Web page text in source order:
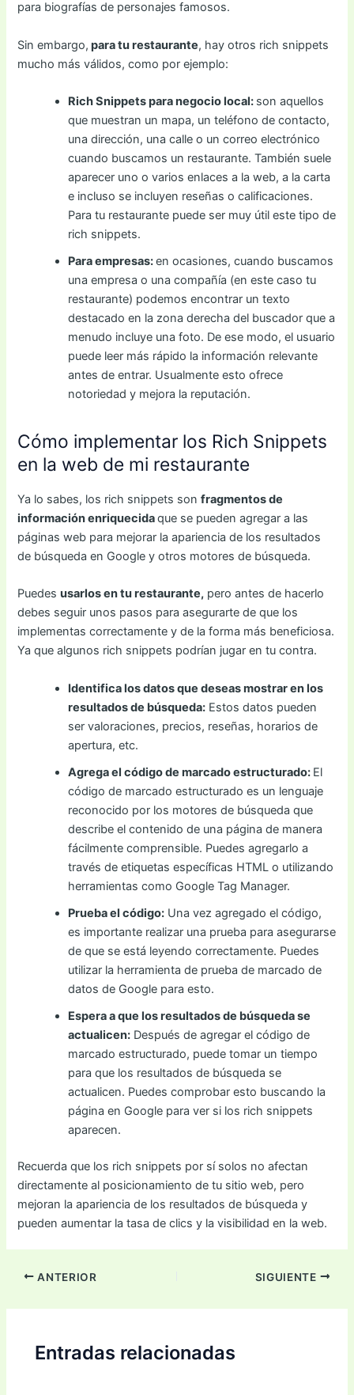
para biografías de personajes famosos.
Sin embargo, para tu restaurante, hay otros rich snippets
mucho más válidos, como por ejemplo:
Rich Snippets para negocio local: son aquellos
que muestran un mapa, un teléfono de contacto,
una dirección, una calle o un correo electrónico
cuando buscamos un restaurante. También suele
aparecer uno o varios enlaces a la web, a la carta
e incluso se incluyen reseñas o calificaciones.
Para tu restaurante puede ser muy útil este tipo de
rich snippets.
Para empresas:en ocasiones, cuando buscamos
una empresa o una compañía (en este caso tu
restaurante) podemos encontrar un texto
destacado en la zona derecha del buscador que a
menudo incluye una foto. De ese modo, el usuario
puede leer más rápido la información relevante
antes de entrar. Usualmente esto ofrece
notoriedad y mejora la reputación.
Cómo implementar los Rich Snippets
en la web de mi restaurante
Ya lo sabes, los rich snippets sonfragmentos de
información enriquecidaque se pueden agregar a las
páginas web para mejorar la apariencia de los resultados
de búsqueda en Google y otros motores de búsqueda.
Puedesusarlos en tu restaurante, pero antes de hacerlo
debes seguir unos pasos para asegurarte de que los
implementas correctamente y de la forma más beneficiosa.
Ya que algunos rich snippets podrían jugar en tu contra.
Identifica los datos que deseas mostrar en los
resultados de búsqueda: Estos datos pueden
ser valoraciones, precios, reseñas, horarios de
apertura, etc.
Agrega el código de marcado estructurado: El
código de marcado estructurado es un lenguaje
reconocido por los motores de búsqueda que
describe el contenido de una página de manera
fácilmente comprensible. Puedes agregarlo a
través de etiquetas específicas HTML o utilizando
herramientas como Google Tag Manager.
Prueba el código: Una vez agregado el código,
es importante realizar una prueba para asegurarse
de que se está leyendo correctamente. Puedes
utilizar la herramienta de prueba de marcado de
datos de Google para esto.
Espera a que los resultados de búsqueda se
actualicen: Después de agregar el código de
marcado estructurado, puede tomar un tiempo
para que los resultados de búsqueda se
actualicen. Puedes comprobar esto buscando la
página en Google para ver si los rich snippets
aparecen.
Recuerda que los rich snippets por sí solos no afectan
directamente al posicionamiento de tu sitio web, pero
mejoran la apariencia de los resultados de búsqueda y
pueden aumentar la tasa de clics y la visibilidad en la web.
ANTERIOR SIGUIENTE
Entradas relacionadas